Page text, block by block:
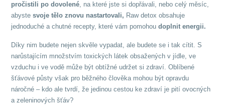
pročistili po dovolené, na které jste si dopřávali, nebo celý měsíc,
abystesvoje tělo znovu nastartovali, Raw detox obsahuje
jednoduché a chutné recepty, které vám pomohoudoplnit energii.
Díky nim budete nejen skvěle vypadat, ale budete se i tak cítit. S
narůstajícím množstvím toxických látek obsažených v jídle, ve
vzduchu i ve vodě může být obtížné udržet si zdraví. Oblíbené
šťávové půsty však pro běžného člověka mohou být opravdu
náročné – kdo ale tvrdí, že jedinou cestou ke zdraví je pití ovocných
a zeleninových šťáv?